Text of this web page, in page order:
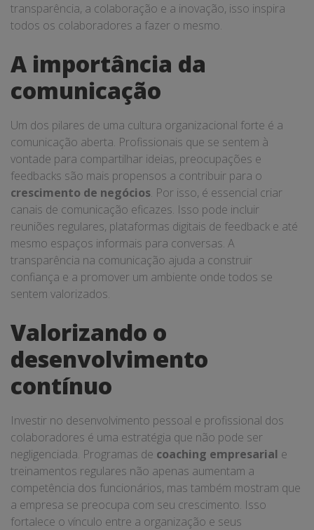
transparência, a colaboração e a inovação, isso inspira
todos os colaboradores a fazer o mesmo.
A importância da
comunicação
Um dos pilares de uma cultura organizacional forte é a
comunicação aberta. Profissionais que se sentem à
vontade para compartilhar ideias, preocupações e
feedbacks são mais propensos a contribuir para o
crescimento de negócios. Por isso, é essencial criar
canais de comunicação eficazes. Isso pode incluir
reuniões regulares, plataformas digitais de feedback e até
mesmo espaços informais para conversas. A
transparência na comunicação ajuda a construir
confiança e a promover um ambiente onde todos se
sentem valorizados.
Valorizando o
desenvolvimento
contínuo
Investir no desenvolvimento pessoal e profissional dos
colaboradores é uma estratégia que não pode ser
negligenciada. Programas de coaching empresarial e
treinamentos regulares não apenas aumentam a
competência dos funcionários, mas também mostram que
a empresa se preocupa com seu crescimento. Isso
fortalece o vínculo entre a organização e seus